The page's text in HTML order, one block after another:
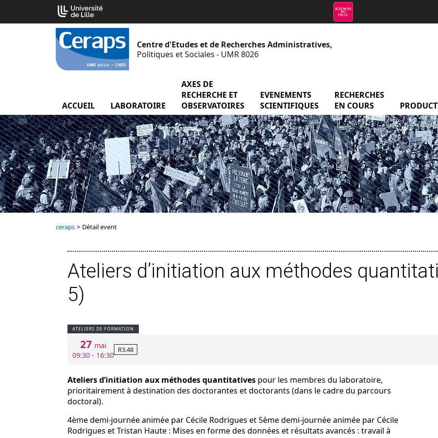
contenu
Centre d'Etudes et de Recherches Administratives,
Politiques et Sociales - UMR 8026
ACCUEIL LABORATOIRE menu Laboratoire
AXES DE
RECHERCHE ET
OBSERVATOIRES
EVENEMENTS
SCIENTIFIQUES
menu Evenements
RECHERCHES
EN COURS
ceraps > Détail event
Ateliers d’initiation aux méthodes
5)
ATELIERS DE FORMATION
27 mai
09:30 - 16:30
R3.48
Ateliers d’initiation aux méthodes quantitatives pour les membres du laboratoire,
prioritairement à destination des doctorantes et doctorants (dans le cadre du parcours
doctoral).
4ème demi-journée animée par Cécile Rodrigues et 5ème demi-journée animée par Cécile
Rodrigues et Tristan Haute : Mises en forme des données et résultats avancés : travail à
Cookies management panel